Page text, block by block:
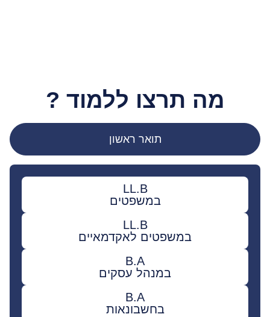
מה תרצו ללמוד ?
תואר ראשון
LL.B
במשפטים
LL.B
במשפטים לאקדמאיים
B.A
במנהל עסקים
B.A
בחשבונאות